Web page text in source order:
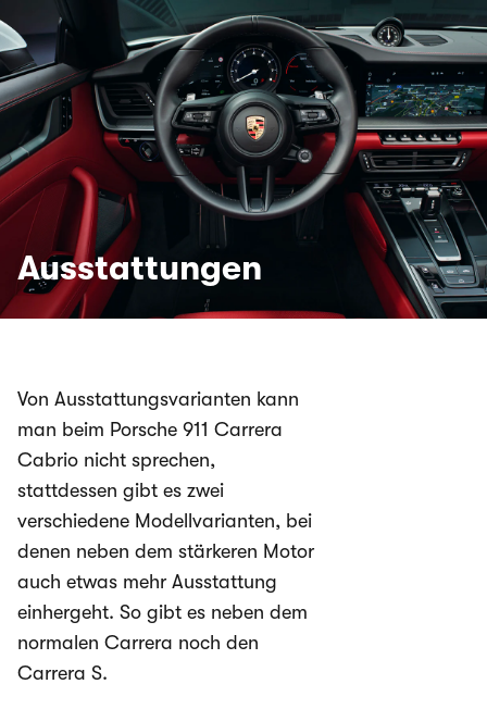
Ausstattungen
Von Ausstattungsvarianten kann
man beim Porsche 911 Carrera
Cabrio nicht sprechen,
stattdessen gibt es zwei
verschiedene Modellvarianten, bei
denen neben dem stärkeren Motor
auch etwas mehr Ausstattung
einhergeht. So gibt es neben dem
normalen Carrera noch den
Carrera S.